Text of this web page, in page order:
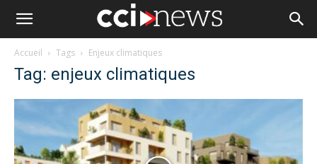
Accueil Tags Enjeux climatiques
Tag: enjeux climatiques